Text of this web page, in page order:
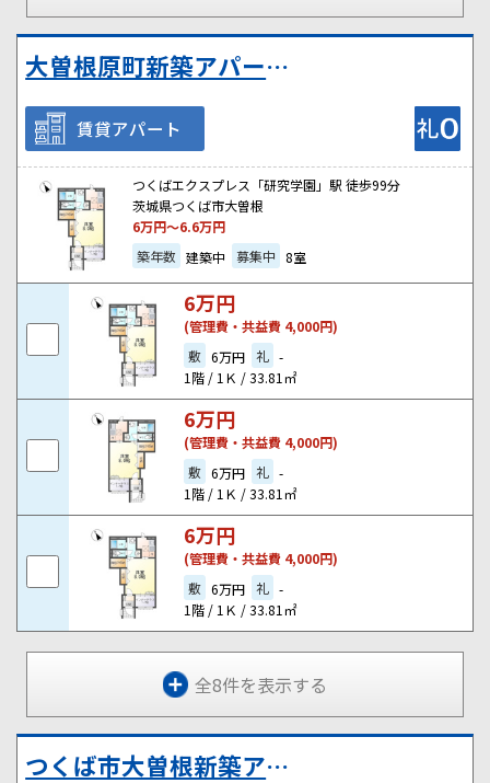
大曽根原町新築アパート②（仮
賃貸アパート
つくばエクスプレス「研究学園」駅 徒歩99分
茨城県つくば市大曽根
6万円～6.6万円
築年数 建築中 募集中 8室
6万円
(管理費・共益費 4,000円)
敷 6万円 礼 -
1階 / 1Ｋ / 33.81㎡
6万円
(管理費・共益費 4,000円)
敷 6万円 礼 -
1階 / 1Ｋ / 33.81㎡
6万円
(管理費・共益費 4,000円)
敷 6万円 礼 -
1階 / 1Ｋ / 33.81㎡
全8件を表示する
つくば市大曽根新築アパート②